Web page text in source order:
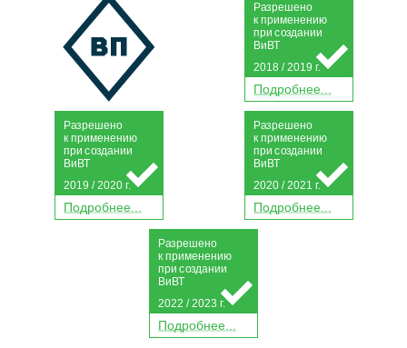
Подробнее...
Разрешено
к применению
присоздании
Ви ВТ
2018 / 2019 г.
Подробнее...
Разрешено
к применению
присоздании
Ви ВТ
2019 / 2020 г.
Подробнее...
Разрешено
к применению
присоздании
Ви ВТ
2020 / 2021 г.
Подробнее...
Разрешено
к применению
присоздании
Ви ВТ
2022 / 2023 г.